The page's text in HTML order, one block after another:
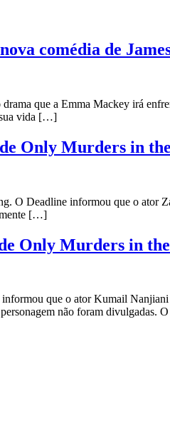
comédia de
que a Emma Mackey irá
sua vida […]
Only Murders in
O Deadline informou que o
[…]
Only Murders in
que o ator Kumail Nanjiani
não foram divulgadas.